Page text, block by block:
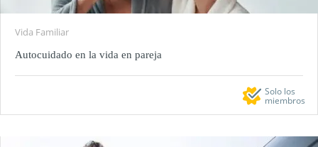
Vida Familiar
Autocuidado en la vida en pareja
Solo los
miembros